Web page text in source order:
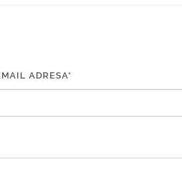
ADRESA*